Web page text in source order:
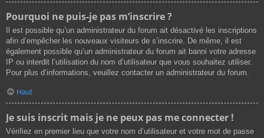
Pourquoi ne puis-je pas m’inscrire ?
Il est possible qu’un administrateur du forum ait désactivé les inscriptions
afin d’empêcher les nouveaux visiteurs de s’inscrire. De même, il est
également possible qu’un administrateur du forum ait banni votre adresse
IP ou interdit l’utilisation du nom d’utilisateur que vous souhaitez utiliser.
Pour plus d’informations, veuillez contacter un administrateur du forum.
Haut
Je suis inscrit mais je ne peux pas me connecter !
Vérifiez en premier lieu que votre nom d’utilisateur et votre mot de passe